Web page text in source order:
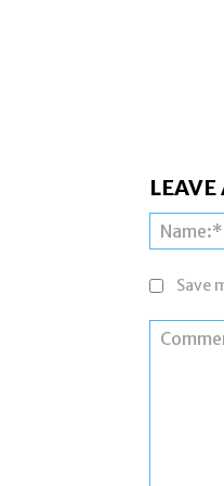
LEAVE
Save